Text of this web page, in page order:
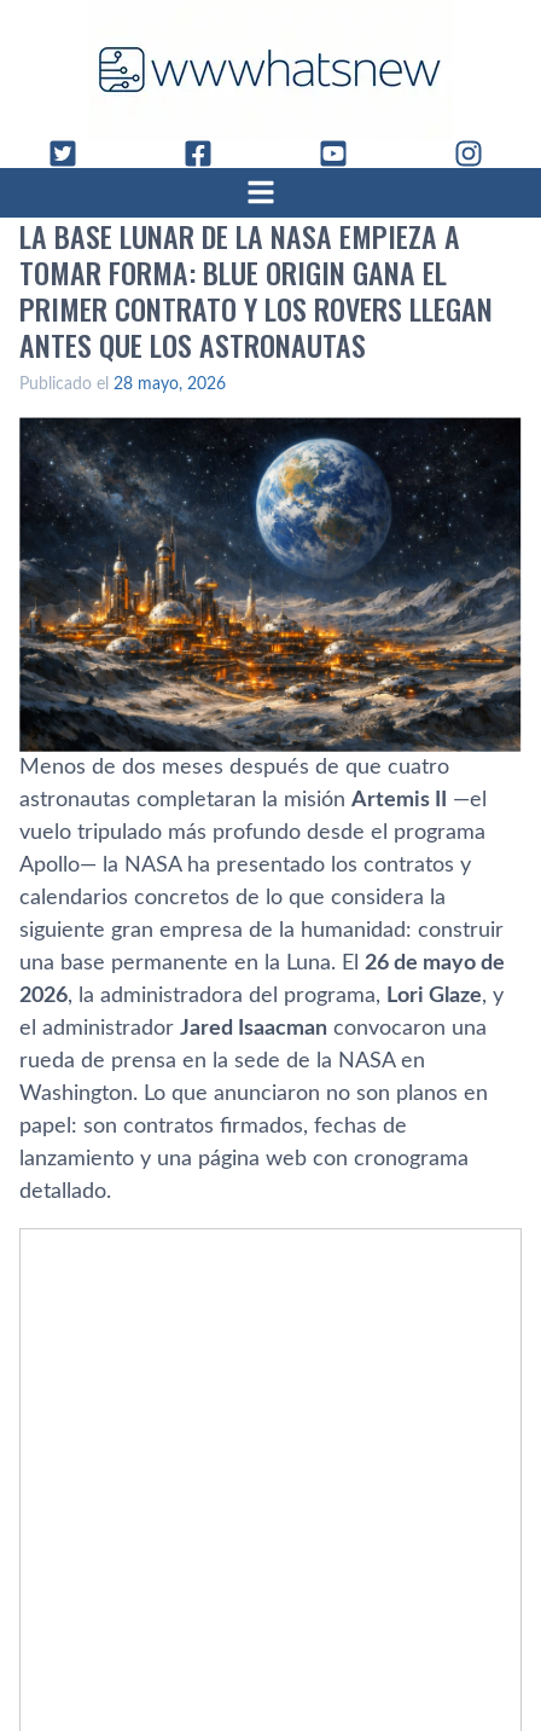
LA BASE LUNAR DE LA NASA EMPIEZA A
TOMAR FORMA: BLUE ORIGIN GANA EL
PRIMER CONTRATO Y LOS ROVERS LLEGAN
ANTES QUE LOS ASTRONAUTAS
Publicado el 28 mayo, 2026
Menos de dos meses después de que cuatro
astronautas completaran la misión Artemis II
—el
vuelo tripulado más profundo desde el programa
Apollo— la NASA ha presentado los contratos y
calendarios concretos de lo que considera la
siguiente gran empresa de la humanidad: construir
una base permanente en la Luna. El 26 de mayo de
2026, la administradora del programa, Lori Glaze, y
el administrador Jared Isaacman convocaron una
rueda de prensa en la sede de la NASA en
Washington. Lo que anunciaron no son planos en
papel: son contratos firmados, fechas de
lanzamiento y una página web con cronograma
detallado.